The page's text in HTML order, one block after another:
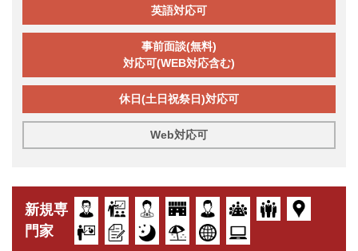
英語対応可
事前面談(無料)
対応可(WEB対応含む)
休日(土日祝祭日)対応可
Web対応可
新規専
門家